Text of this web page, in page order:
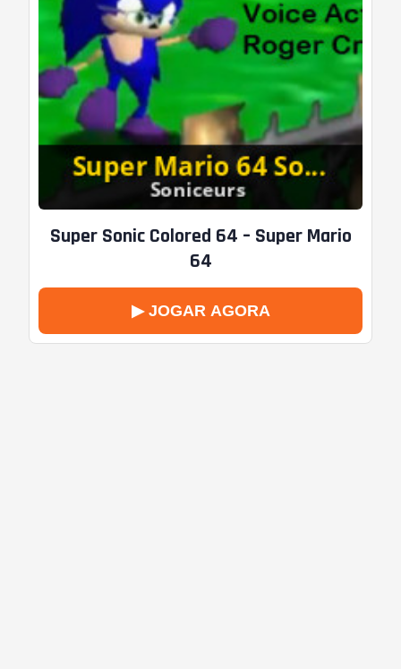
Super Sonic Colored 64 – Super Mario
64
▶ JOGAR AGORA